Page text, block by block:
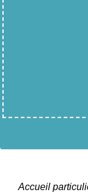
Accueil